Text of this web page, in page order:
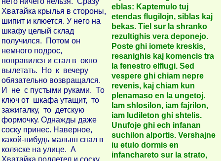
Хватайка крылья в стороны,
шипит и клюется. У него на
шкафу целый склад
получился. Потом он
немного подрос,
поправился и стал в окно
вылетать. Но к вечеру
обязательно возвращался.
И не с пустыми руками. То
ключ от шкафа утащит, то
зажигалку, то детскую
формочку. Однажды даже
соску принес. Наверное,
какой-нибудь малыш спал в
коляске на улице. А
Хватайка подлетел и соску
eblas: Kaptemulo tuj
etendas flugilojn, siblas kaj
bekas. Tiel sur la shranko
rezultighis vera deponejo.
Poste ghi iomete kreskis,
resanighis kaj komencis tra
la fenestro elflugi. Sed
vespere ghi chiam nepre
revenis, kaj chiam kun
plenamaso en la ungetoj.
Iam shlosilon, iam fajrilon,
iam ludileton ghi shtelis.
Unufoje ghi ech infanan
suchilon alportis. Vershajne
iu etulo dormis en
infanchareto sur la strato,